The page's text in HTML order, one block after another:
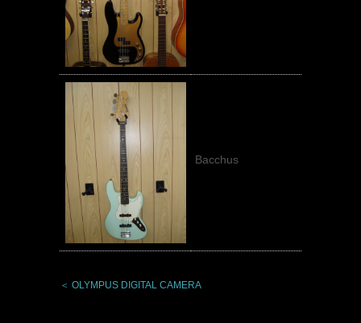
Bacchus
＜ OLYMPUS DIGITAL CAMERA